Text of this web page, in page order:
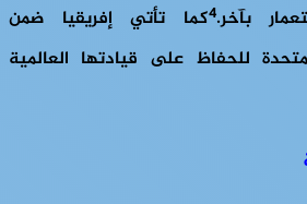
بآخر.4كما تأتي إفريقيا ضمن
للحفاظ على قيادتها العالمية